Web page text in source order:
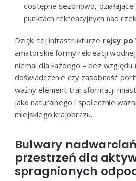
dostępne sezonowo, działające
punktach rekreacyjnych nad
Dzięki tej infrastrukturze rejsy po
amatorskie formy rekreacji
niemal dla każdego – bez względu
doświadczenie czy zasobność
ważny element transformacji
jako naturalnego i społecznie
miejskiego krajobrazu.
Bulwary
przestrzeń dla
spragnionych